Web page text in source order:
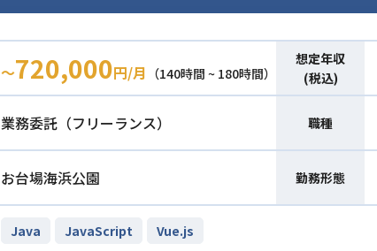
〜720,000円/月 （140時間 ~ 180時間）
想定年収
(税込)
業務委託（フリーランス） 職種
お台場海浜公園 勤務形態
Java JavaScript Vue.js